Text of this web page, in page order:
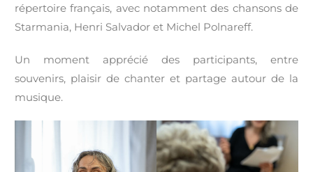
répertoire français, avec notamment des chansons de
Starmania, Henri Salvador et Michel Polnareff.
Un moment apprécié des participants, entre
souvenirs, plaisir de chanter et partage autour de la
musique.